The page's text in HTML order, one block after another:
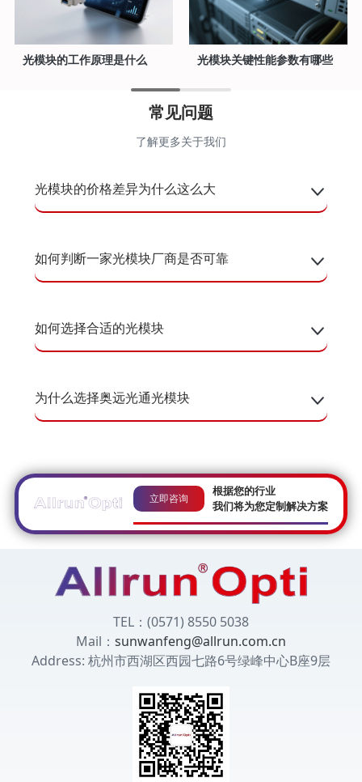
光模块的工作原理是什么 光模块关键性能参数有哪些
常见问题
了解更多关于我们
光模块的价格差异为什么这么大
如何判断一家光模块厂商是否可靠
如何选择合适的光模块
为什么选择奥远光通光模块
立即咨询
根据您的行业
我们将为您定制解决方案
TEL：(0571) 8550 5038
Mail： sunwanfeng@allrun.com.cn
Address: 杭州市西湖区西园七路6号绿峰中心B座9层